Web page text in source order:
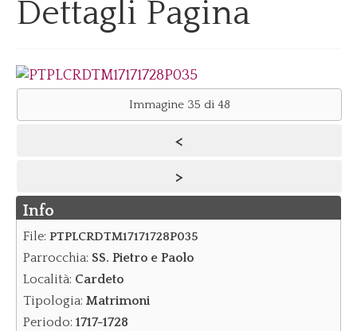
Patrimonio/Staff
Consultazione
Immagini digitali
Contatti
Dove siamo/Messaggi
Dettagli Pagina
Immagine 35 di 48
<
>
Info
File: PTPLCRDTM17171728P035
Parrocchia: SS. Pietro e Paolo
Località: Cardeto
Tipologia: Matrimoni
Periodo: 1717-1728